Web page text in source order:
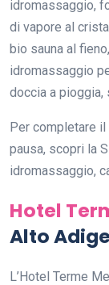
idromassaggio,
di vapore al
bio sauna al
idromassaggio
doccia a pioggia,
Per completare
pausa, scopri la
idromassaggio,
Hotel
Alto Adige
L’Hotel Terme